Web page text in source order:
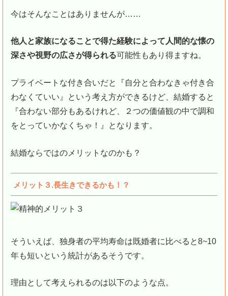
今はそんなことはありませんが……
他人と家族になることで得た経験によって人間的な懐の
深さや視野の広さが得られる可能性もあり得ますね。
プライベートな付き合いだと『自分と合わなきゃ付き合
わなくていい』という考え方ができるけど、結婚すると
『合わない部分もあるけれど、２つの価値観の中で調和
をとっていかなくちゃ！』となります。
結婚ならではのメリットなのかも？
メリット３.長生きできるかも！？
そういえば、独身者の平均寿命は既婚者に比べると8~10
年も短いという統計があるそうです。
理由として考えられるのは以下のような点。